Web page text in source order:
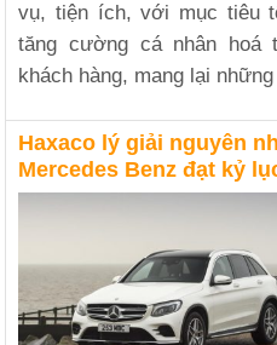
vụ, tiện ích, với mục tiêu
tăng cường cá nhân hoá
khách hàng, mang lại
Haxaco lý giải nguyên
Mercedes Benz đạt kỷ